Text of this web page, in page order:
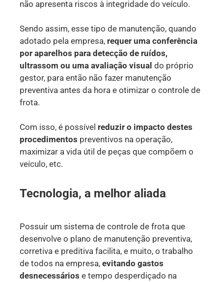
não apresenta riscos à integridade do veículo.
Sendo assim, esse tipo de manutenção, quando
adotado pela empresa, requer uma conferência
por aparelhos para detecção de ruídos,
ultrassom ou uma avaliação visual do próprio
gestor, para então não fazer manutenção
preventiva antes da hora e otimizar o controle de
frota.
Com isso, é possível reduzir o impacto destes
procedimentos preventivos na operação,
maximizar a vida útil de peças que compõem o
veículo, etc.
Tecnologia, a melhor aliada
Possuir um sistema de controle de frota que
desenvolve o plano de manutenção preventiva,
corretiva e preditiva facilita, e muito, o trabalho
de todos na empresa, evitando gastos
desnecessários e tempo desperdiçado na